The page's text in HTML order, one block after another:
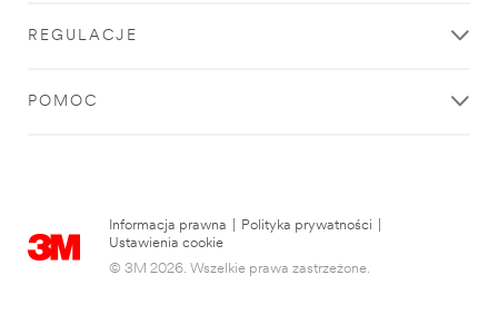
REGULACJE
POMOC
Informacja prawna Polityka prywatności
Ustawienia cookie
© 3M 2026. Wszelkie prawa zastrzeżone.